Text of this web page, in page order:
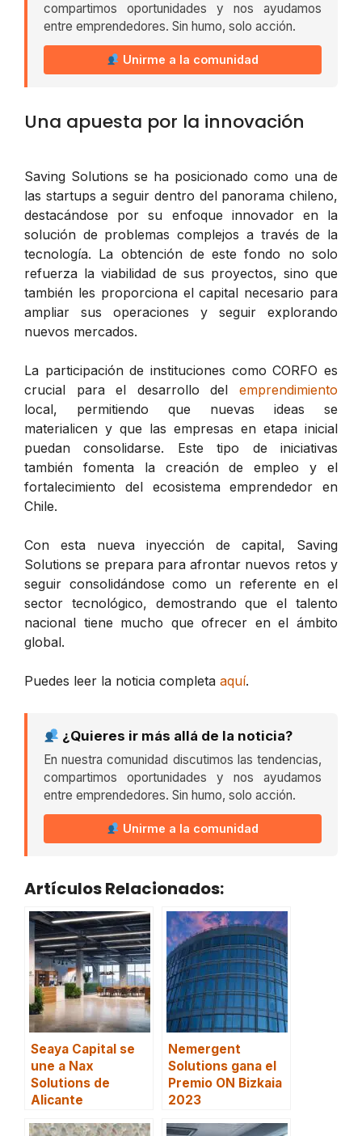
compartimos oportunidades y nos ayudamos
entre emprendedores. Sin humo, solo acción.
Unirme a la comunidad
Una apuesta por la innovación
Saving Solutions se ha posicionado como una de
las startups a seguir dentro del panorama chileno,
destacándose por su enfoque innovador en la
solución de problemas complejos a través de la
tecnología. La obtención de este fondo no solo
refuerza la viabilidad de sus proyectos, sino que
también les proporciona el capital necesario para
ampliar sus operaciones y seguir explorando
nuevos mercados.
La participación de instituciones como CORFO es
crucial para el desarrollo del emprendimiento
local, permitiendo que nuevas ideas se
materialicen y que las empresas en etapa inicial
puedan consolidarse. Este tipo de iniciativas
también fomenta la creación de empleo y el
fortalecimiento del ecosistema emprendedor en
Chile.
Con esta nueva inyección de capital, Saving
Solutions se prepara para afrontar nuevos retos y
seguir consolidándose como un referente en el
sector tecnológico, demostrando que el talento
nacional tiene mucho que ofrecer en el ámbito
global.
Puedes leer la noticia completa aquí.
¿Quieres ir más allá de la noticia?
En nuestra comunidad discutimos las tendencias,
compartimos oportunidades y nos ayudamos
entre emprendedores. Sin humo, solo acción.
Unirme a la comunidad
Artículos Relacionados:
Seaya Capital se
une a Nax
Solutions de
Alicante
Nemergent
Solutions gana el
Premio ON Bizkaia
2023